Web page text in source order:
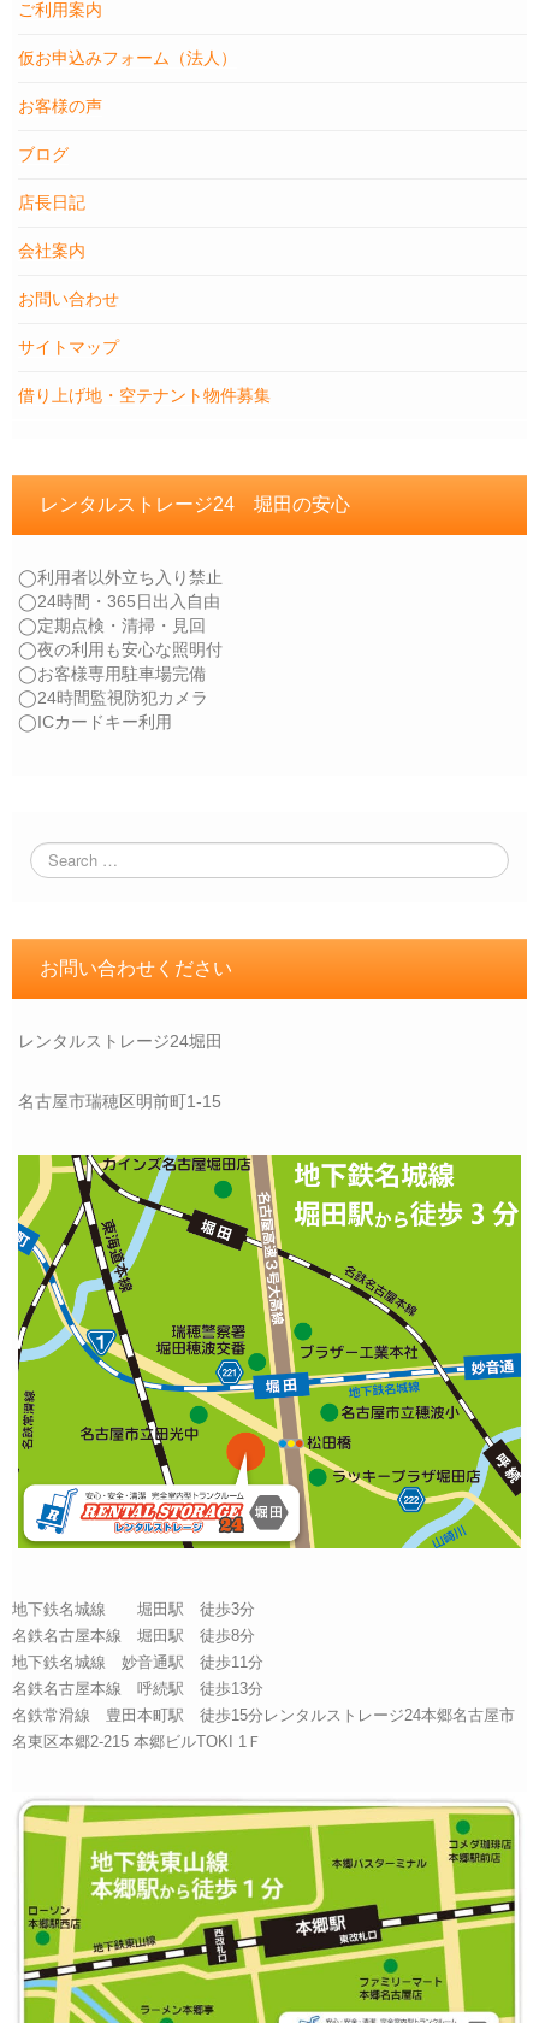
ご利用案内
仮お申込みフォーム（法人）
お客様の声
ブログ
店長日記
会社案内
お問い合わせ
サイトマップ
借り上げ地・空テナント物件募集
レンタルストレージ24 堀田の安心
◯利用者以外立ち入り禁止
◯24時間・365日出入自由
◯定期点検・清掃・見回
◯夜の利用も安心な照明付
◯お客様専用駐車場完備
◯24時間監視防犯カメラ
◯ICカードキー利用
お問い合わせください
レンタルストレージ24堀田
名古屋市瑞穂区明前町1-15
地下鉄名城線 堀田駅 徒歩3分
名鉄名古屋本線 堀田駅 徒歩8分
地下鉄名城線 妙音通駅 徒歩11分
名鉄名古屋本線 呼続駅 徒歩13分
名鉄常滑線 豊田本町駅 徒歩15分レンタルストレージ24本郷名古屋市
名東区本郷2-215 本郷ビルTOKI 1Ｆ